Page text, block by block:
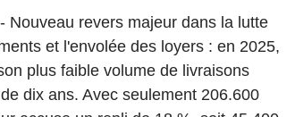
Nouveau revers majeur dans la lutte
et l'envolée des loyers : en 2025,
plus faible volume de livraisons
dix ans. Avec seulement 206.600